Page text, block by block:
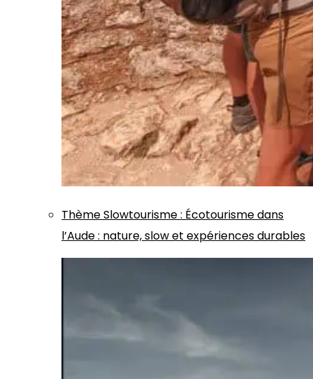
ThèmeSlowtourisme: Écotourisme dans
l’Aude : nature, slow et expériences durables